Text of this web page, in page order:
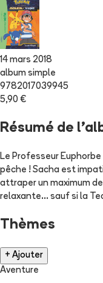
14 mars 2018
album simple
9782017039945
5,90 €
Résumé de
Le Professeur
pêche ! Sacha est
attraper un maximum
relaxante... sauf si la
Thèmes
+ Ajouter
Aventure